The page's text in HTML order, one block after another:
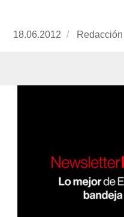
Publicado
18.06.2012 https://
Redacción